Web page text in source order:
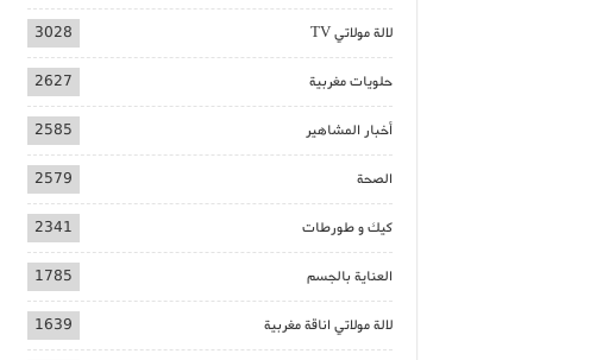
لالة مولاتي TV 3028
حلويات مغربية 2627
أخبار المشاهير 2585
الصحة 2579
كيك و طورطات 2341
العناية بالجسم 1785
لالة مولاتي اناقة مغربية 1639